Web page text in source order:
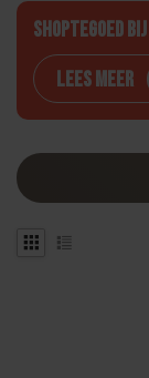
Shoptegoed
Lees meer